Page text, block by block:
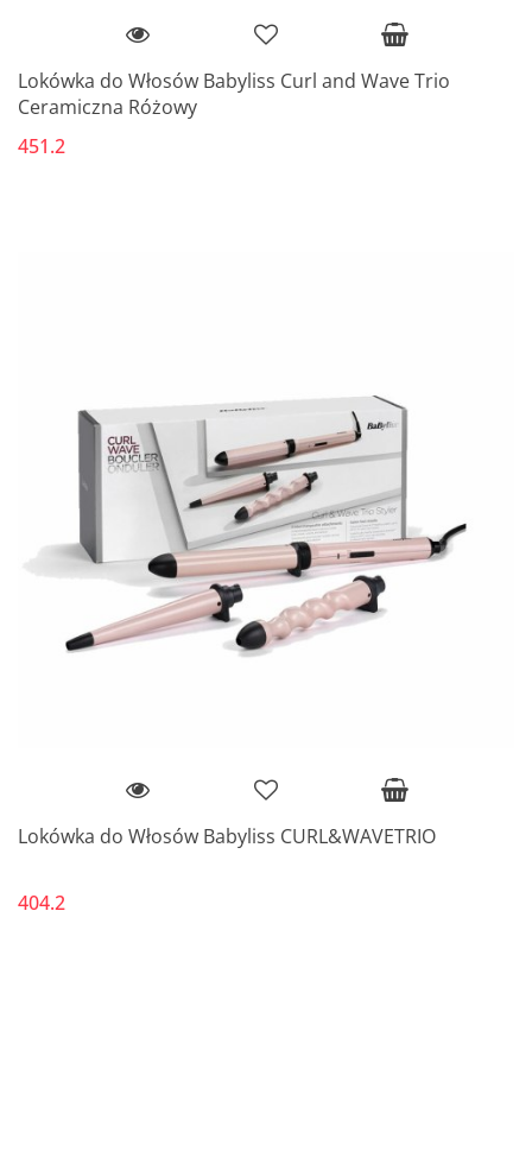
Lokówka do Włosów Babyliss Curl and Wave Trio
Ceramiczna Różowy
451.2
Lokówka do Włosów Babyliss CURL&WAVETRIO
404.2